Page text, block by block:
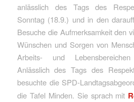
anlässlich des Tags des
Sonntag (18.9.) und in den
Besuche die Aufmerksamkeit den
Wünschen und Sorgen von
Arbeits- und
Anlässlich des Tags des
besuchte die SPD-
die Tafel Minden. Sie sprach mit